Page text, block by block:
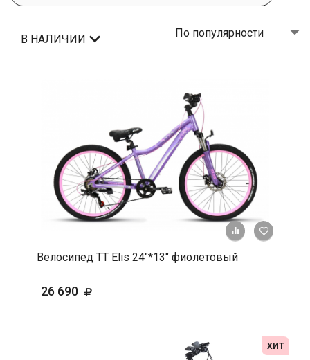
В НАЛИЧИИ По популярности
+ К
Велосипед TT Elis 24"*13" фиолетовый
26 690
ХИТ